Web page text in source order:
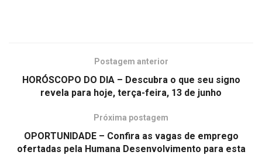
Postagem anterior
HORÓSCOPO DO DIA – Descubra o que seu signo
revela para hoje, terça-feira, 13 de junho
Próxima postagem
OPORTUNIDADE – Confira as vagas de emprego
ofertadas pela Humana Desenvolvimento para esta